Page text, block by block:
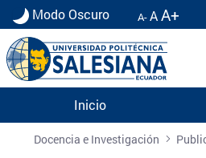
Modo Oscuro A-AA+
Inicio
Listado de eventos
Docencia e Investigación